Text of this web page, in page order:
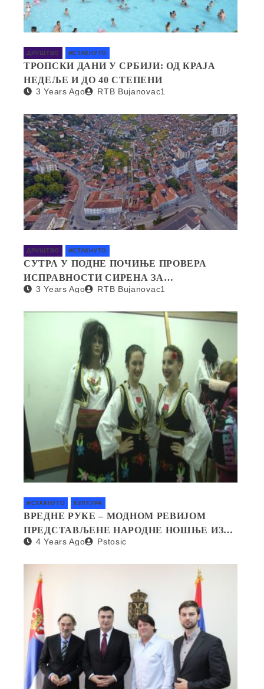
ДРУШТВО ИСТАКНУТО
ТРОПСКИ ДАНИ У СРБИЈИ: ОД КРАЈА
НЕДЕЉЕ И ДО 40 СТЕПЕНИ
3 Years Ago RTB Bujanovac1
ДРУШТВО ИСТАКНУТО
СУТРА У ПОДНЕ ПОЧИЊЕ ПРОВЕРА
ИСПРАВНОСТИ СИРЕНА ЗА
УЗБУЊИВАЊЕ
3 Years Ago RTB Bujanovac1
ИСТАКНУТО КУЛТУРА
ВРЕДНЕ РУКЕ – МОДНОМ РЕВИЈОМ
ПРЕДСТАВЉЕНЕ НАРОДНЕ НОШЊЕ ИЗ
СВИХ КРАЈЕВА СРБИЈЕ
4 Years Ago Pstosic